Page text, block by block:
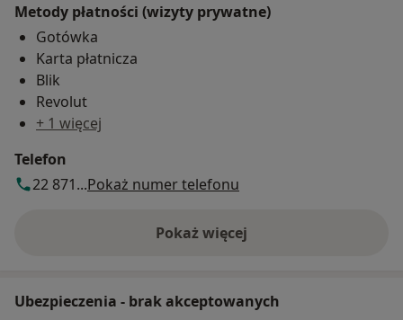
Metody płatności (wizyty prywatne)
Gotówka
Karta płatnicza
Blik
Revolut
+ 1 więcej
Telefon
22 871...Pokaż numer telefonu
Pokaż więcej
o adresie
Ubezpieczenia - brak akceptowanych